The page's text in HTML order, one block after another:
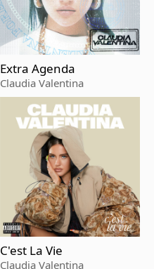
Extra Agenda
Claudia Valentina
C'est La Vie
Claudia Valentina